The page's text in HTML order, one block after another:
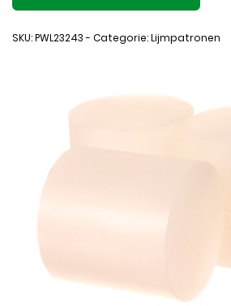
SKU: PWL23243 - Categorie: Lijmpatronen